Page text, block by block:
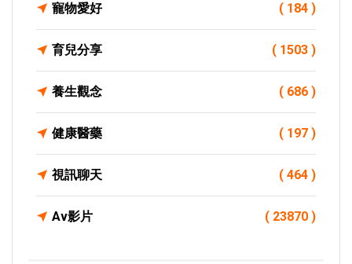
寵物愛好 ( 184 )
育兒分享 ( 1503 )
養生觀念 ( 686 )
健康醫藥 ( 197 )
視訊聊天 ( 464 )
Av影片 ( 23870 )